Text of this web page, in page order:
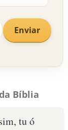
Enviar
Bíblia
tu ó